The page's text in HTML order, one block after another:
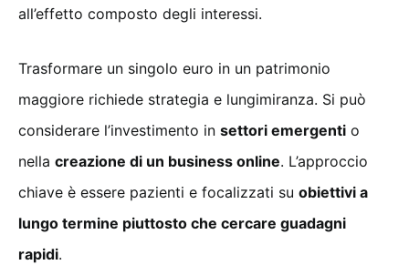
all’effetto composto degli interessi.
Trasformare un singolo euro in un patrimonio
maggiore richiede strategia e lungimiranza. Si può
considerare l’investimento in settori emergenti o
nella creazione di un business online. L’approccio
chiave è essere pazienti e focalizzati su obiettivi a
lungo termine piuttosto che cercare guadagni
rapidi.